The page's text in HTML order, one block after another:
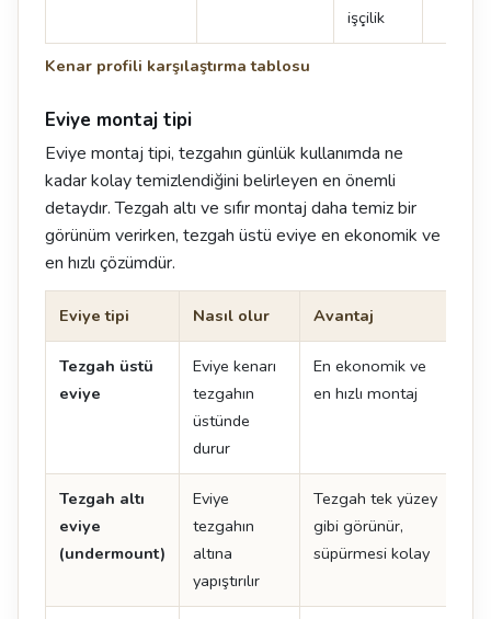
Kenar profili karşılaştırma tablosu
işçilik
Eviye montaj tipi
Eviye montaj tipi, tezgahın günlük kullanımda ne
kadar kolay temizlendiğini belirleyen en önemli
detaydır. Tezgah altı ve sıfır montaj daha temiz bir
görünüm verirken, tezgah üstü eviye en ekonomik ve
en hızlı çözümdür.
Eviye tipi Nasıl olur Avantaj
Tezgah üstü
eviye
Eviye kenarı
tezgahın
üstünde
durur
En ekonomik ve
en hızlı montaj
Tezgah altı
eviye
(undermount)
Eviye
tezgahın
altına
yapıştırılır
Tezgah tek yüzey
gibi görünür,
süpürmesi kolay